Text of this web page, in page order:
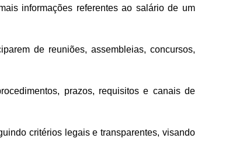
informações referentes ao salário de um
de reuniões, assembleias, concursos,
prazos, requisitos e canais de
critérios legais e transparentes, visando